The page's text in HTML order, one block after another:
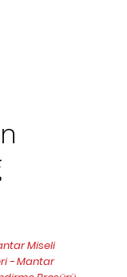
Miseli
- Mantar